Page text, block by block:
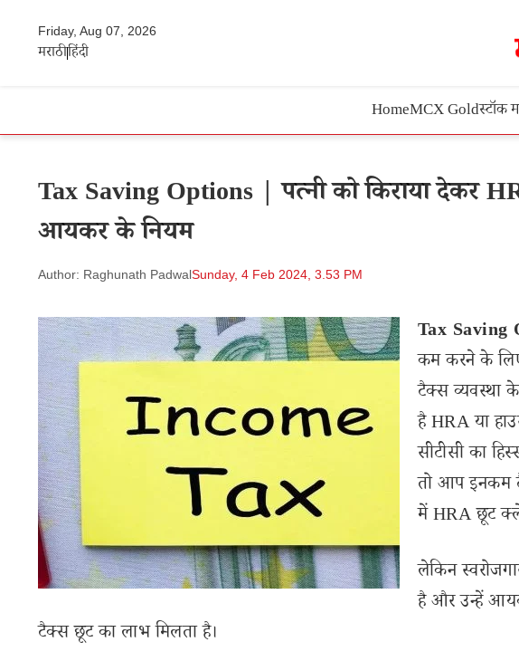
Friday, Aug 07, 2026
मराठीहिंदी
HomeMCX Goldस्टॉक
Tax Saving Options | पत्नी को किराया देकर
आयकर के नियम
Author: Raghunath PadwalSunday, 4 Feb 2024, 3.53 PM
Tax Saving
कम करने के
टैक्स व्यवस्था
है HRA या
सीटीसी का
तो आप
में HRA छूट
लेकिन
है और उन्हें
टैक्स छूट का लाभ मिलता है।